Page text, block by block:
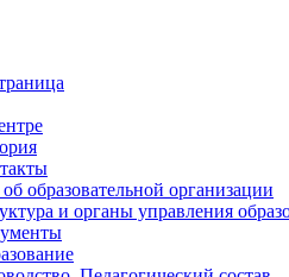
образовательной организации
и органы управления